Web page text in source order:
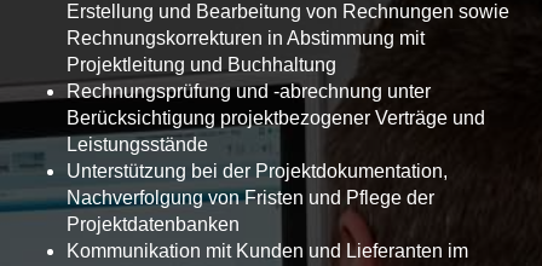
Erstellung und Bearbeitung von Rechnungen sowie
Rechnungskorrekturen in Abstimmung mit
Projektleitung und Buchhaltung
Rechnungsprüfung und -abrechnung unter
Berücksichtigung projektbezogener Verträge und
Leistungsstände
Unterstützung bei der Projektdokumentation,
Nachverfolgung von Fristen und Pflege der
Projektdatenbanken
Kommunikation mit Kunden und Lieferanten im